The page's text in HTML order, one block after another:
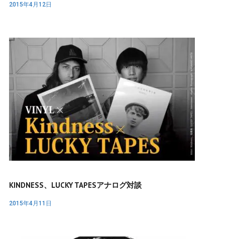
2015年4月12日
KINDNESS、LUCKY TAPESアナログ対談
2015年4月11日